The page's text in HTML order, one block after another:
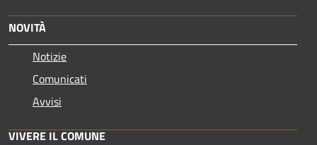
NOVITÀ
Notizie
Comunicati
Avvisi
VIVERE IL COMUNE